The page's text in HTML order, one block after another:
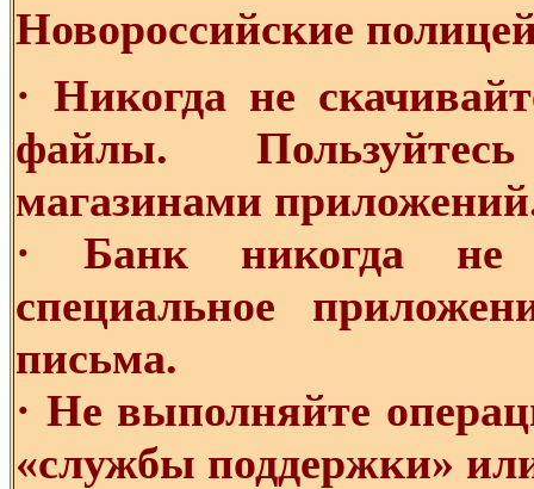
Новороссийские
· Никогда не
файлы.
магазинами
· Банк никогда не
специальное
письма.
· Не выполняйте
«службы поддержки»